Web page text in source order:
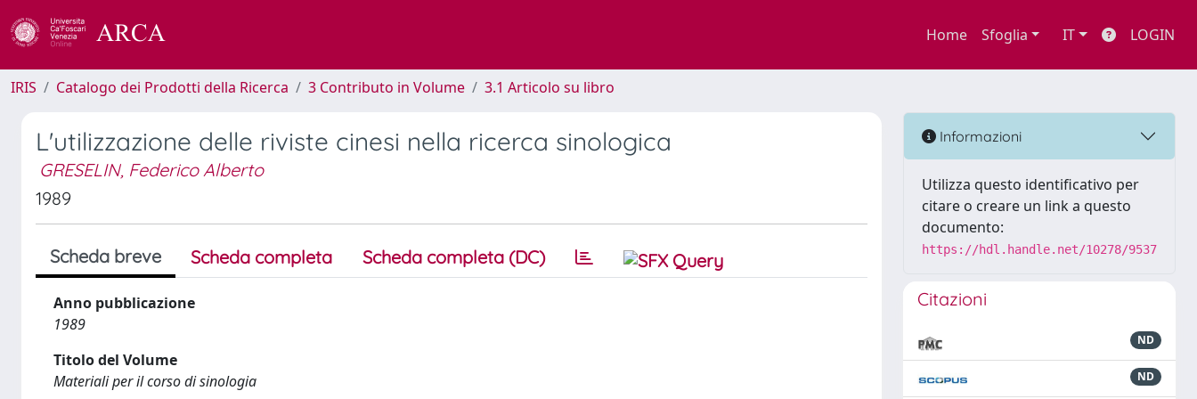
Home Sfoglia IT LOGIN
IRIS Catalogo dei Prodotti della Ricerca 3 Contributo in Volume 3.1 Articolo su libro
L'utilizzazione delle riviste cinesi nella ricerca sinologica
GRESELIN, Federico Alberto
1989
Scheda breve Scheda completa Scheda completa (DC)
Anno pubblicazione
1989
Titolo del Volume
Materiali per il corso di sinologia
Informazioni
Utilizza questo identificativo per
citare o creare un link a questo
documento:
https://hdl.handle.net/10278/9537
Citazioni
ND
ND